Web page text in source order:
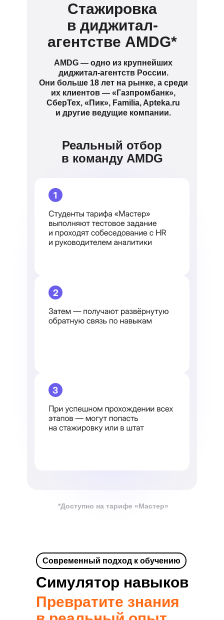
*Доступно на тарифе «Мастер»
AMDG — одно из крупнейших
диджитал-агентств России.
Они больше 18 лет на рынке, а среди
их клиентов — «Газпромбанк»,
СберТех, «Пик», Familia, Apteka.ru
и другие ведущие компании.
Стажировка
в диджитал-
агентстве AMDG*
Реальный отбор
в команду AMDG
Симулятор навыков
Превратите знания
Современный подход к обучению